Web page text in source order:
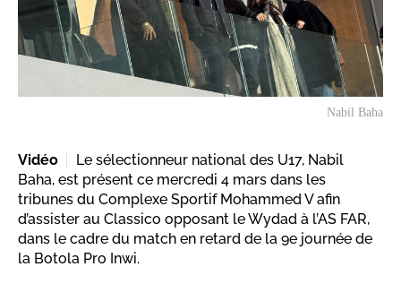
Nabil Baha
Vidéo
Le sélectionneur national des U17, Nabil
Baha, est présent ce mercredi 4 mars dans les
tribunes du Complexe Sportif Mohammed V afin
d’assister au Classico opposant le Wydad à l’AS FAR,
dans le cadre du match en retard de la 9e journée de
la Botola Pro Inwi.